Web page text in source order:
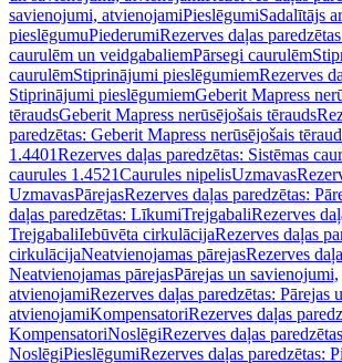
savienojumi, atvienojamiPieslēgumiSadalītājs
pieslēgumuPiederumiRezerves daļas
caurulēm un veidgabaliemPārsegi caurulēm
caurulēmStiprinājumi pieslēgumiemRezerves
Stiprinājumi pieslēgumiemGeberit Mapress
tēraudsGeberit Mapress nerūsējošais tērauds
paredzētas: Geberit Mapress nerūsējošais
1.4401Rezerves daļas paredzētas: Sistēmas
caurules 1.4521Caurules nipelisUzmavas
UzmavasPārejasRezerves daļas paredzētas:
daļas paredzētas: LīkumiTrejgabaliRezerves
TrejgabaliIebūvēta cirkulācijaRezerves daļas
cirkulācijaNeatvienojamas pārejasRezerves
Neatvienojamas pārejasPārejas un savienojumi,
atvienojamiRezerves daļas paredzētas: Pārejas
atvienojamiKompensatoriRezerves daļas
KompensatoriNoslēgiRezerves daļas
NoslēgiPieslēgumiRezerves daļas paredzētas: